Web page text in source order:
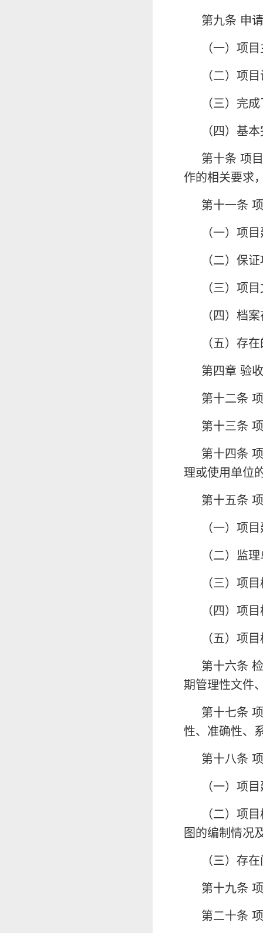
第九条 申
（一）项
（二）项
（三）完
（四）基
第十条 项
作的相关要求
第十一条
（一）项
（二）保
（三）项
（四）档
（五）存
第四章 验
第十二条
第十三条
第十四条
理或使用单位
第十五条
（一）项
（二）监
（三）项
（四）项
（五）项
第十六条
期管理性文件
第十七条
性、准确性、
第十八条
（一）项
（二）项
图的编制情况
（三）存
第十九条
第二十条